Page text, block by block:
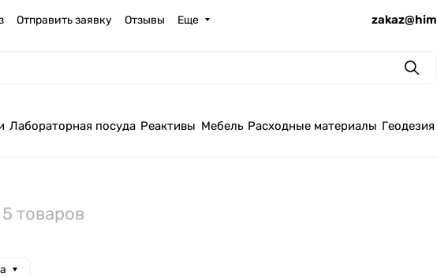
Отправить заявку Отзывы Еще
Лабораторная посуда Реактивы Мебель Расходные материалы Геодезия
5 товаров